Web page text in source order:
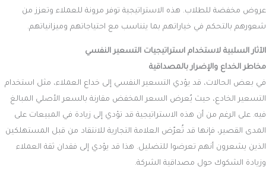
عروض مخفضة للطلاب. هذه الاستراتيجية توفر مرونة للعملاء وتعزز من
شعورهم بالتحكم في خياراتهم بما يتناسب مع احتياجاتهم وميزانياتهم.
الآثار السلبية لاستخدام استراتيجيات التسعير النفسي
مخاطر الخداع والإضرار بالمصداقية
في بعض الحالات، قد يؤدي التسعير النفسي إلى خداع العملاء، مثل استخدام
التسعير الخادع، حيث يُعرض السعر المخفض مقارنة بالسعر الأصلي المبالغ
فيه. على الرغم من أن هذه الاستراتيجية قد تؤدي إلى زيادة في المبيعات على
المدى القصير، فإنها قد تُعرّض العلامة التجارية للانتقاد من قبل المستهلكين
الذين يشعرون أنهم تعرضوا للتضليل. هذا قد يؤدي إلى فقدان ثقة العملاء
وزيادة الشكوك حول مصداقية الشركة.